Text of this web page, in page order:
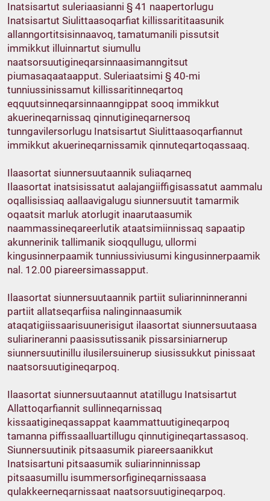
Inatsisartut suleriaasianni § 41 naapertorlugu
Inatsisartut Siulittaasoqarfiat killissarititaasunik
allanngortitsisinnaavoq, tamatumanili pissutsit
immikkut illuinnartut siumullu
naatsorsuutigineqarsinnaasimanngitsut
piumasaqaataapput. Suleriaatsimi § 40-mi
tunniussinissamut killissaritinneqartoq
eqquutsinneqarsinnaanngippat sooq immikkut
akuerineqarnissaq qinnutigineqarnersoq
tunngavilersorlugu Inatsisartut Siulittaasoqarfiannut
immikkut akuerineqarnissamik qinnuteqartoqassaaq.
Ilaasortat siunnersuutaannik suliaqarneq
Ilaasortat inatsisissatut aalajangiiffigisassatut aammalu
oqallisissiaq aallaavigalugu siunnersuutit tamarmik
oqaatsit marluk atorlugit inaarutaasumik
naammassineqareerlutik ataatsimiinnissaq sapaatip
akunnerinik tallimanik sioqqullugu, ullormi
kingusinnerpaamik tunniussiviusumi kingusinnerpaamik
nal. 12.00 piareersimassapput.
Ilaasortat siunnersuutaannik partiit suliarinninneranni
partiit allatseqarfiisa nalinginnaasumik
ataqatigiissaarisuunerisigut ilaasortat siunnersuutaasa
suliarineranni paasissutissanik pissarsiniarnerup
siunnersuutinillu ilusilersuinerup siusissukkut pinissaat
naatsorsuutigineqarpoq.
Ilaasortat siunnersuutaannut atatillugu Inatsisartut
Allattoqarfiannit sullinneqarnissaq
kissaatigineqassappat kaammattuutigineqarpoq
tamanna piffissaalluartillugu qinnutigineqartassasoq.
Siunnersuutinik pitsaasumik piareersaanikkut
Inatsisartuni pitsaasumik suliarinninnissap
pitsaasumillu isummersorfigineqarnissaasa
qulakkeerneqarnissaat naatsorsuutigineqarpoq.